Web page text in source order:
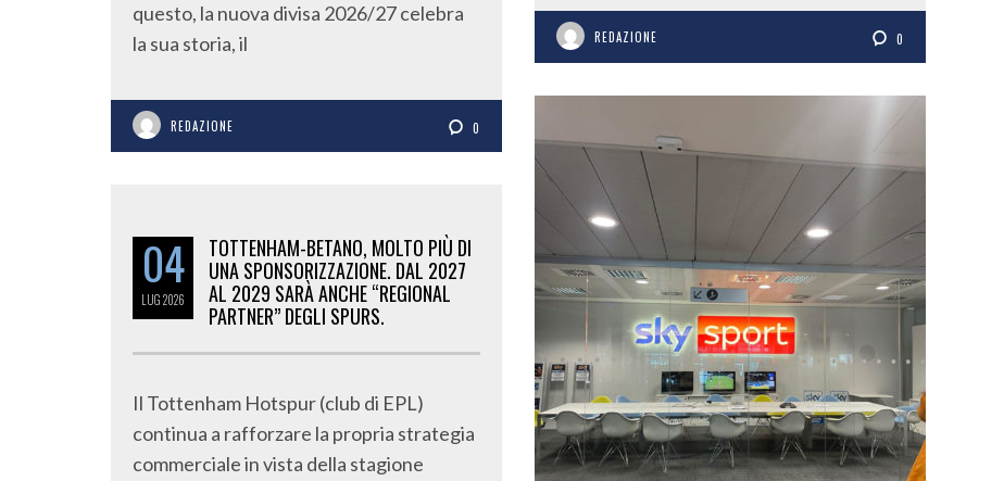
REDAZIONE 0
questo, la nuova divisa 2026/27 celebra
la sua storia, il
REDAZIONE 0
04
LUG2026
TOTTENHAM-BETANO, MOLTO PIÙ DI
UNA SPONSORIZZAZIONE. DAL 2027
AL 2029 SARÀ ANCHE “REGIONAL
PARTNER” DEGLI SPURS.
Il Tottenham Hotspur (club di EPL)
continua a rafforzare la propria strategia
commerciale in vista della stagione